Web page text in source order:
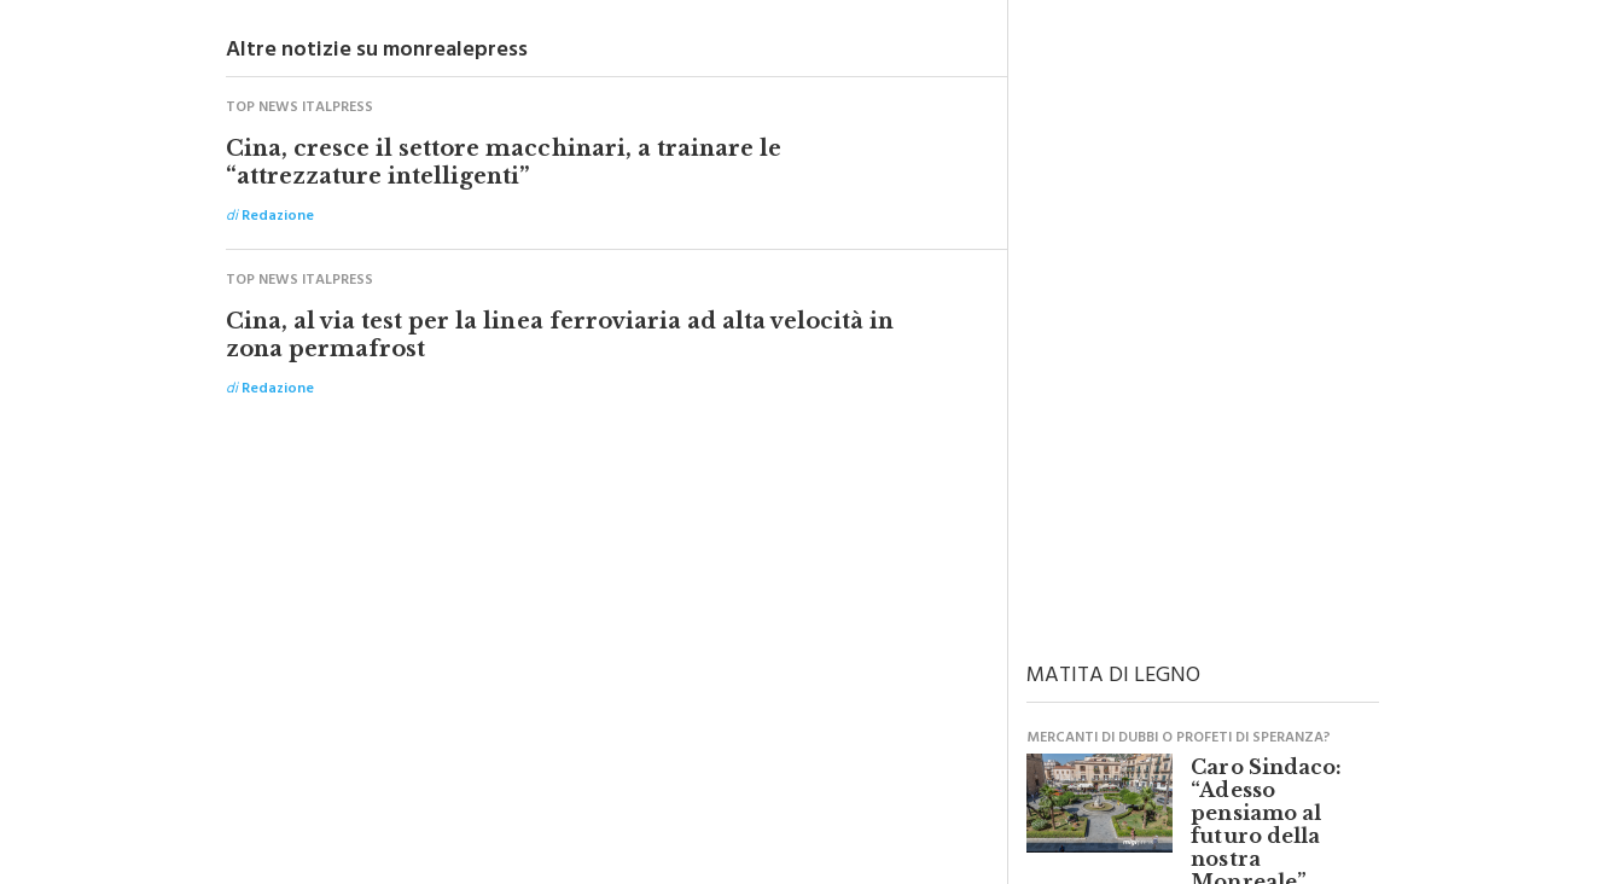
Altre notizie su monrealepress
TOP NEWS ITALPRESS
Cina, cresce il settore macchinari, a trainare le
“attrezzature intelligenti”
diRedazione
TOP NEWS ITALPRESS
Cina, al via test per la linea ferroviaria ad alta velocità in
zona permafrost
diRedazione
MATITA DI LEGNO
MERCANTI DI DUBBI O PROFETI DI SPERANZA?
Caro Sindaco:
“Adesso
pensiamo al
futuro della
nostra
Monreale”